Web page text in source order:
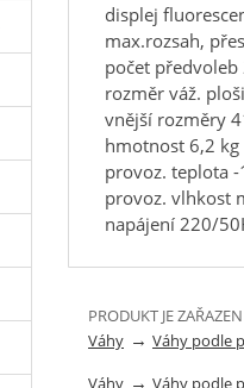
displej
max.rozsah,
počet předvoleb
rozměr váž.
vnější rozměry
hmotnost 6,2 kg
provoz. teplota -
provoz. vlhkost
napájení 220/
PRODUKT JE
Váhy → Váhy podle
Váhy → Váhy podle